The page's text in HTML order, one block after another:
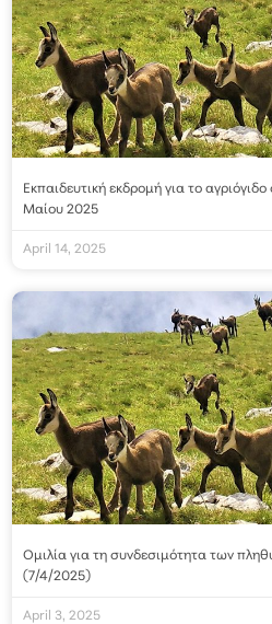
Εκπαιδευτική εκδρομή για το
Μαίου 2025
April 14, 2025
Ομιλία για τη συνδεσιμότητα των
(7/4/2025)
April 3, 2025